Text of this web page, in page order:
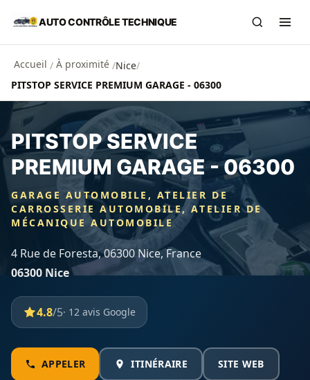
Aller au contenu principal
AUTO CONTRÔLE TECHNIQUE
Accueil / À proximité /Nice/
PITSTOP SERVICE PREMIUM GARAGE - 06300
PITSTOP SERVICE
PREMIUM GARAGE - 06300
GARAGE AUTOMOBILE, ATELIER DE
CARROSSERIE AUTOMOBILE, ATELIER DE
MÉCANIQUE AUTOMOBILE
4 Rue de Foresta, 06300 Nice, France
06300 Nice
4.8/5· 12 avis Google
APPELER ITINÉRAIRE SITE WEB